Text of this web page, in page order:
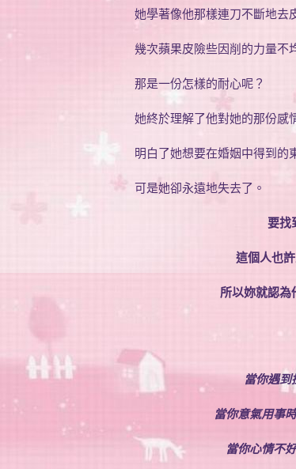
她學著像他那樣連刀不斷地去
幾次蘋果皮險些因削的力量不
那是一份怎樣的耐心呢？
她終於理解了他對她的那份感
明白了她想要在婚姻中得到的
可是她卻永遠地失去了。
要找
這個人也
所以妳就認為
當你遇到
當你意氣用事
當你心情不